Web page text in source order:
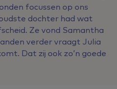
focussen op ons
dochter had wat
Ze vond Samantha
verder vraagt Julia
Dat zij ook zo’n goede